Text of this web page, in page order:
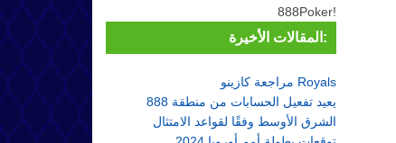
888Poker!
المقالات الأخيرة:
مراجعة كازينو Royals
888 يعيد تفعيل الحسابات من منطقة
الشرق الأوسط وفقًا لقواعد الامتثال